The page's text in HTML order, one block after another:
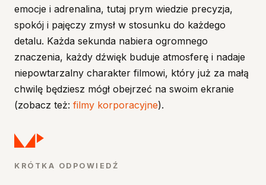
Formaty pod platformy
Podkład muzyczny
Transkrypcja, opcje językowe i lektor
Color grading: kluczowy etap
Uwagi i review klienta
Backup
Najczęściej zadawane pytania
Etapy postprodukcji w tabeli
emocje i adrenalina, tutaj prym wiedzie precyzja,
spokój i pajęczy zmysł w stosunku do każdego
detalu. Każda sekunda nabiera ogromnego
znaczenia, każdy dźwięk buduje atmosferę i nadaje
niepowtarzalny charakter filmowi, który już za małą
chwilę będziesz mógł obejrzeć na swoim ekranie
(zobacz też: filmy korporacyjne).
KRÓTKA ODPOWIEDŹ